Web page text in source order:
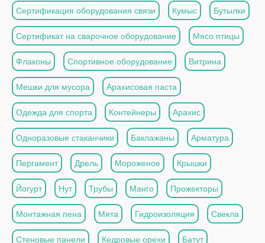
Сертификация оборудования связи Кумыс Бутылки
Сертификат на сварочное оборудование Мясо птицы
Флаконы Спортивное оборудование Витрина
Мешки для мусора Арахисовая паста
Одежда для спорта Контейнеры Арахис
Одноразовые стаканчики Баклажаны Арматура
Пергамент Дрель Мороженое Крышки
Йогурт Нут Трубы Манго Прожекторы
Монтажная пена Мята Гидроизоляция Свекла
Стеновые панели Кедровые орехи Батут